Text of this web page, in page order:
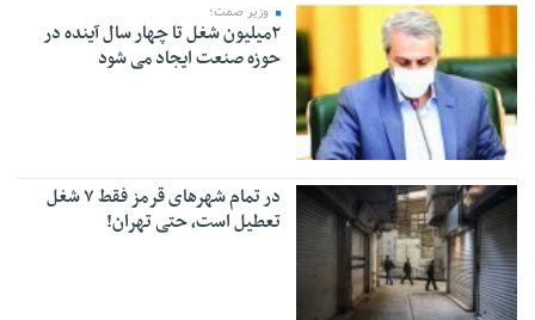
وزیر صمت؛
۲میلیون شغل تا چهار سال آینده در
حوزه صنعت ایجاد می شود
در تمام شهرهای قرمز فقط ۷ شغل
تعطیل است، حتی تهران!